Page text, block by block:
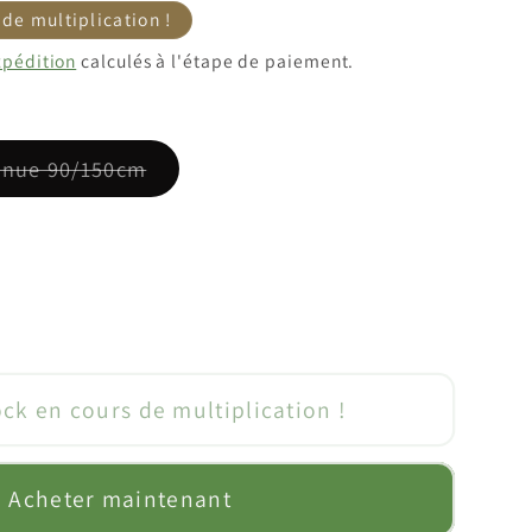
de multiplication !
calculés à l'étape de paiement.
90/150cmVariante
épuisée
en cours de multiplication !
Acheter maintenant